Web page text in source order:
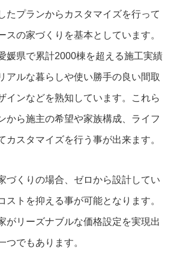
たプランからカスタマイズを行って
スの家づくりを基本としています。
媛県で累計2000棟を超える施工実績
アルな暮らしや使い勝手の良い間取
インなどを熟知しています。これら
から施主の希望や家族構成、ライフ
カスタマイズを行う事が出来ます。
づくりの場合、ゼロから設計してい
ストを抑える事が可能となります。
がリーズナブルな価格設定を実現出
つでもあります。